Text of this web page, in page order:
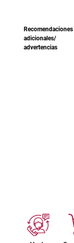
Recomendaciones
adicionales/
advertencias